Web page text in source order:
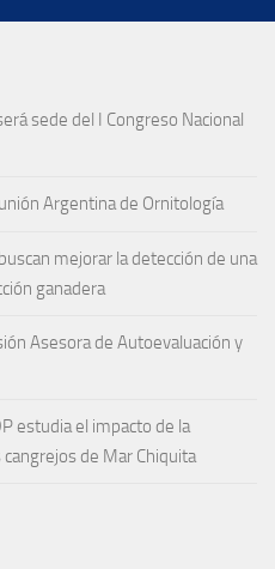
sede del I Congreso Nacional
Argentina de Ornitología
mejorar la detección de una
ganadera
Asesora de Autoevaluación y
estudia el impacto de la
de Mar Chiquita